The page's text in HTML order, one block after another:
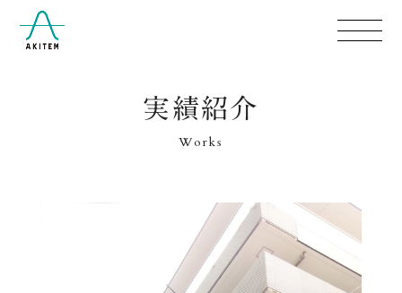
実績紹介
Works